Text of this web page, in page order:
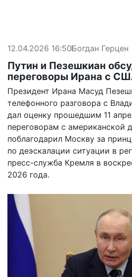
12.04.2026 16:50Богдан Герцен
Путин и Пезешкиан
переговоры Ирана с
Президент Ирана Масуд
телефонного разговора с
дал оценку прошедшим 11
переговорам с американской
поблагодарил Москву за
по деэскалации ситуации в
пресс-служба Кремля в
2026 года.